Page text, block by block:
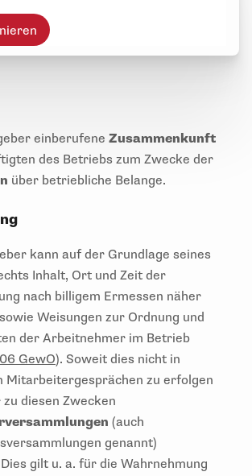
einberufene Zusammenkunft
des Betriebs zum Zwecke der
über betriebliche Belange.
kann auf der Grundlage seines
Inhalt, Ort und Zeit der
nach billigem Ermessen näher
Weisungen zur Ordnung und
der Arbeitnehmer im Betrieb
GewO). Soweit dies nicht in
Mitarbeitergesprächen zu erfolgen
diesen Zwecken
(auch
genannt)
gilt u. a. für die Wahrnehmung